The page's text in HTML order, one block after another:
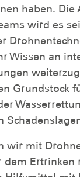
haben. Die
wird es
Wissen an
Grundstock
wir mit
dem Ertrinken